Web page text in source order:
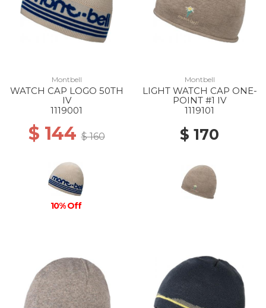
Montbell
WATCH CAP LOGO 50TH
IV
1119001
$ 144$ 160
10% Off
Montbell
LIGHT WATCH CAP ONE-
POINT #1 IV
1119101
$ 170